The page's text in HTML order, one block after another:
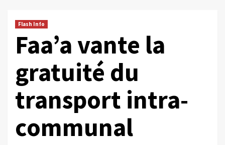
Flash Info
Faa’a vante la
gratuité du
transport intra-
communal